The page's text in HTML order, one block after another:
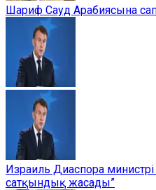
Шариф Сауд Арабиясына
Израиль Диаспора
сатқындық жасады”